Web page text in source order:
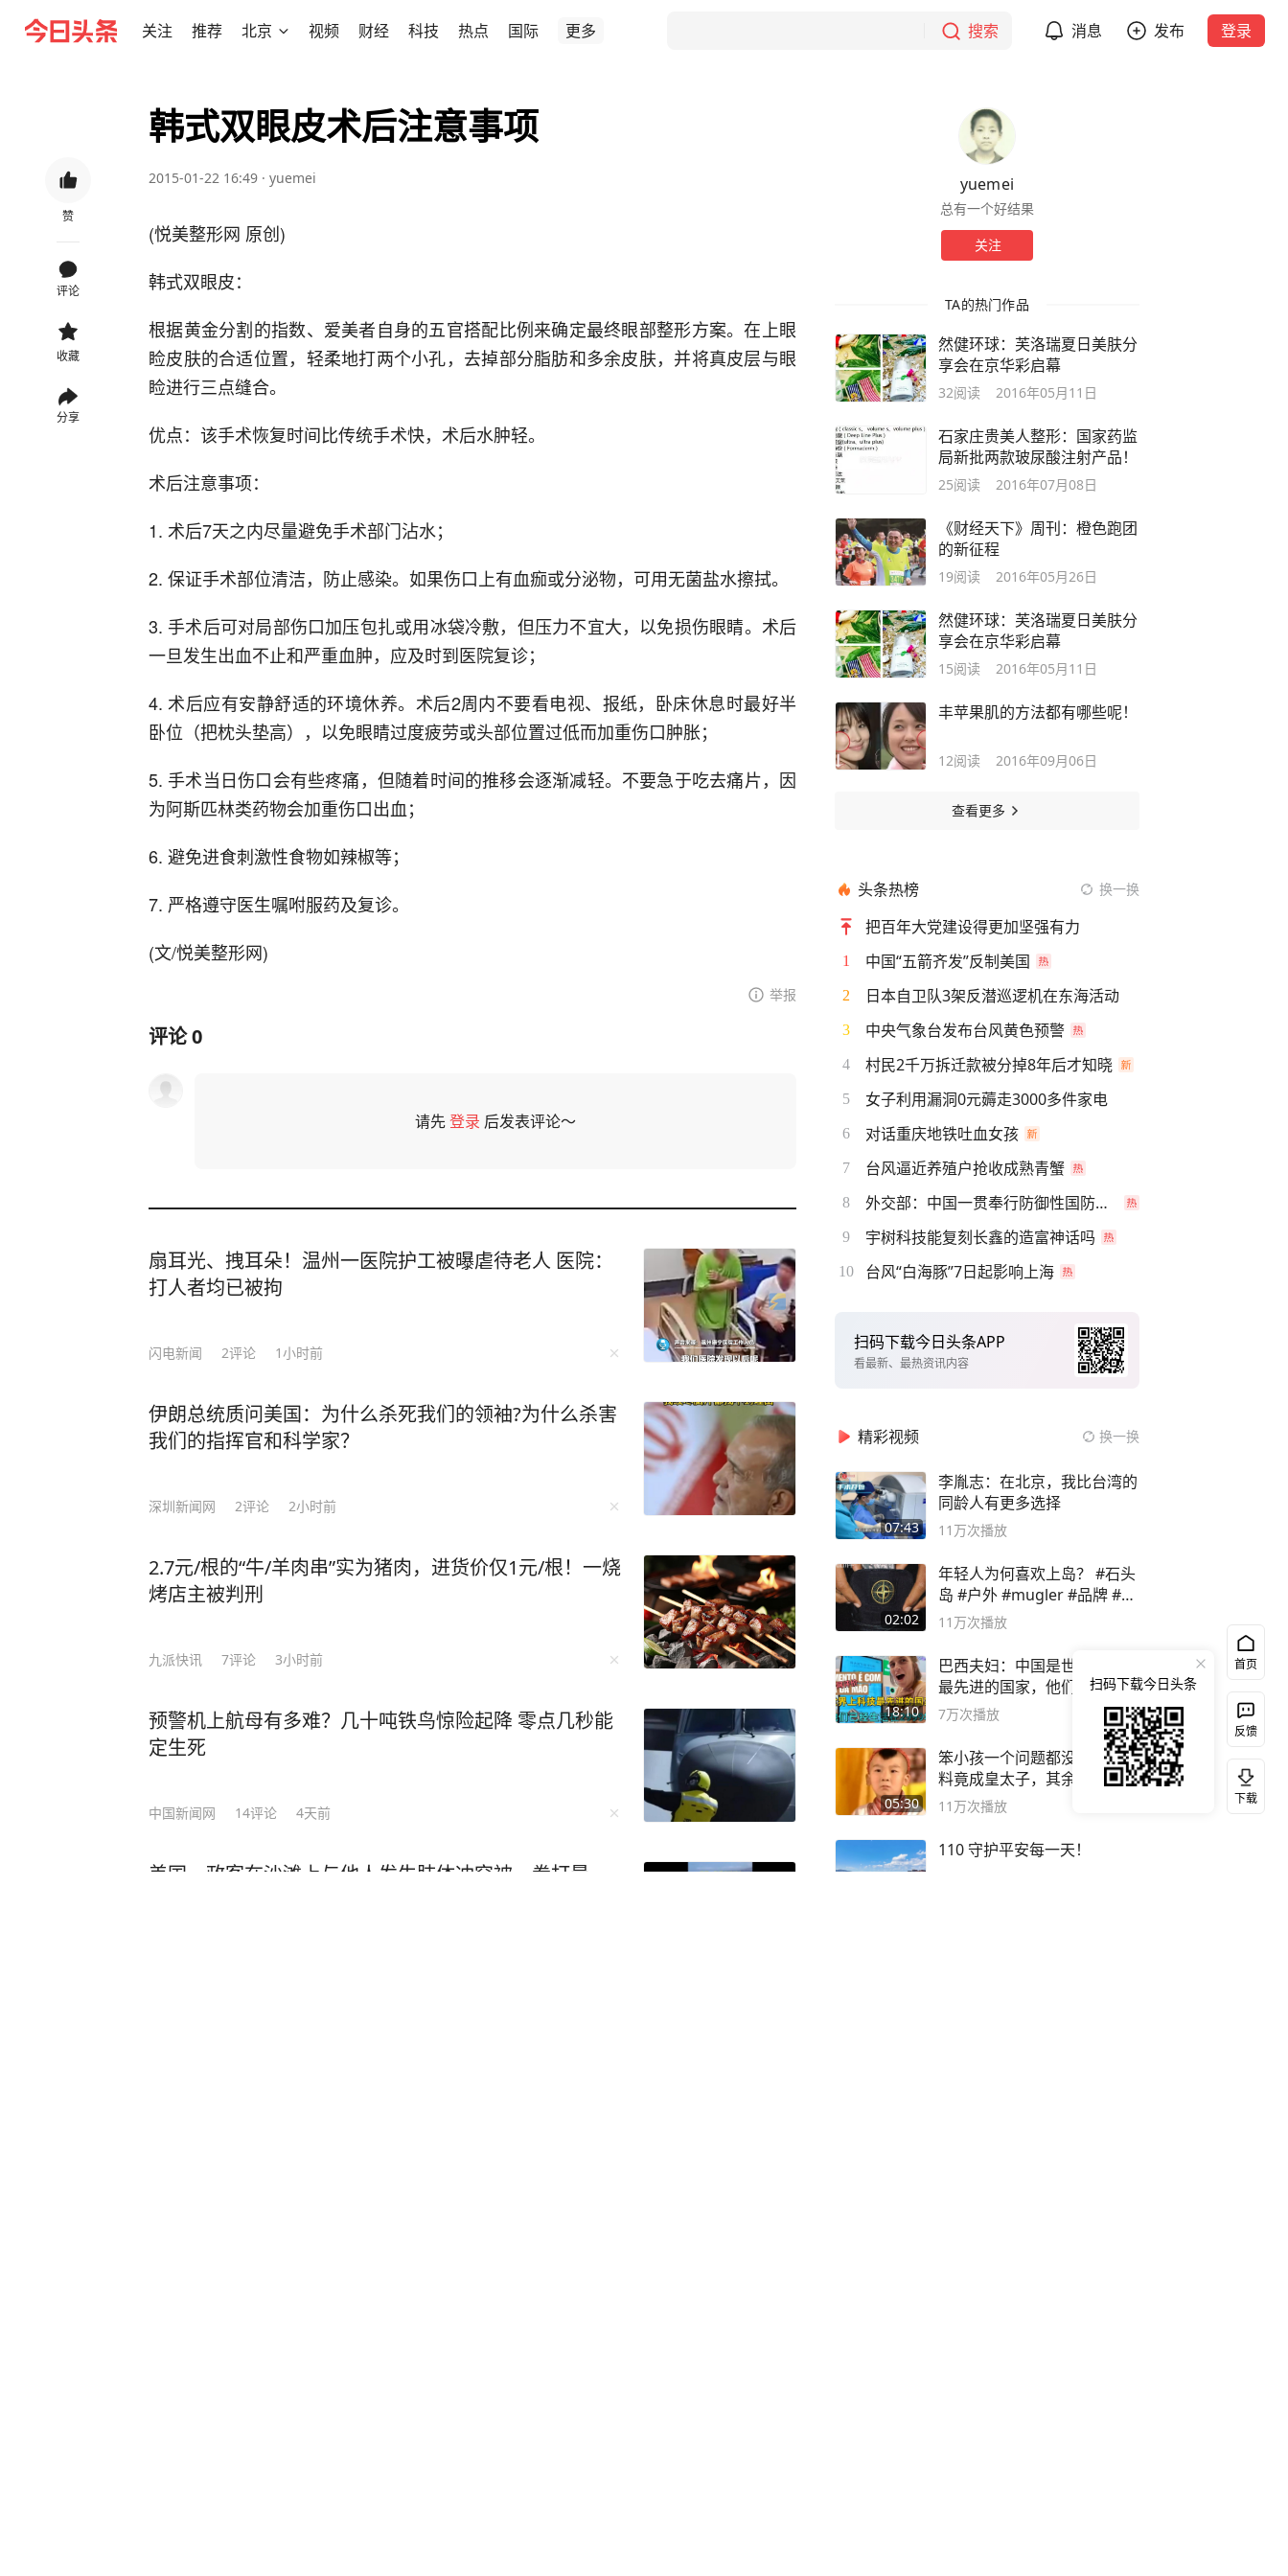
关注 推荐 北京 视频 财经 科技 热点 国际 更多 搜索 消息 发布 登录
赞
评论
收藏
分享
韩式双眼皮术后注意事项
2015-01-22 16:49 · yuemei
(悦美整形网 原创)
韩式双眼皮：
根据黄金分割的指数、爱美者自身的五官搭配比例来确定最终眼部整形方案。在上眼
睑皮肤的合适位置，轻柔地打两个小孔，去掉部分脂肪和多余皮肤，并将真皮层与眼
睑进行三点缝合。
优点：该手术恢复时间比传统手术快，术后水肿轻。
术后注意事项：
1. 术后7天之内尽量避免手术部门沾水；
2. 保证手术部位清洁，防止感染。如果伤口上有血痂或分泌物，可用无菌盐水擦拭。
3. 手术后可对局部伤口加压包扎或用冰袋冷敷，但压力不宜大，以免损伤眼睛。术后
一旦发生出血不止和严重血肿，应及时到医院复诊；
4. 术后应有安静舒适的环境休养。术后2周内不要看电视、报纸，卧床休息时最好半
卧位（把枕头垫高），以免眼睛过度疲劳或头部位置过低而加重伤口肿胀；
5. 手术当日伤口会有些疼痛，但随着时间的推移会逐渐减轻。不要急于吃去痛片，因
为阿斯匹林类药物会加重伤口出血；
6. 避免进食刺激性食物如辣椒等；
7. 严格遵守医生嘱咐服药及复诊。
(文/悦美整形网)
举报
评论0
请先登录 后发表评论～
扇耳光、拽耳朵！温州一医院护工被曝虐待老人 医院：
打人者均已被拘
闪电新闻 2评论 1小时前
伊朗总统质问美国：为什么杀死我们的领袖?为什么杀害
我们的指挥官和科学家？
深圳新闻网 2评论 2小时前
2.7元/根的“牛/羊肉串”实为猪肉，进货价仅1元/根！一烧
烤店主被判刑
九派快讯 7评论 3小时前
预警机上航母有多难？几十吨铁鸟惊险起降 零点几秒能
定生死
中国新闻网 14评论 4天前
美国一政客在沙滩上与他人发生肢体冲突被一拳打晕，
yuemei
总有一个好结果
关注
TA的热门作品
然健环球：芙洛瑞夏日美肤分
享会在京华彩启幕
32阅读 2016年05月11日
石家庄贵美人整形：国家药监
局新批两款玻尿酸注射产品！
25阅读 2016年07月08日
《财经天下》周刊：橙色跑团
的新征程
19阅读 2016年05月26日
然健环球：芙洛瑞夏日美肤分
享会在京华彩启幕
15阅读 2016年05月11日
丰苹果肌的方法都有哪些呢！
12阅读 2016年09月06日
查看更多
头条热榜 换一换
把百年大党建设得更加坚强有力
1 中国“五箭齐发”反制美国
2 日本自卫队3架反潜巡逻机在东海活动
3 中央气象台发布台风黄色预警
4 村民2千万拆迁款被分掉8年后才知晓
5 女子利用漏洞0元薅走3000多件家电
6 对话重庆地铁吐血女孩
7 台风逼近养殖户抢收成熟青蟹
8 外交部：中国一贯奉行防御性国防政策
9 宇树科技能复刻长鑫的造富神话吗
10 台风“白海豚”7日起影响上海
扫码下载今日头条APP
看最新、最热资讯内容
精彩视频 换一换
07:43
李胤志：在北京，我比台湾的
同龄人有更多选择
11万次播放
02:02
年轻人为何喜欢上岛？ #石头
岛 #户外 #mugler #品牌 #足
球流氓
11万次播放
18:10
巴西夫妇：中国是世界上科技
最先进的国家，他们生活在
2999年
7万次播放
05:30
笨小孩一个问题都没答对，不
料竟成皇太子，其余四个被处
死
11万次播放
110 守护平安每一天！
首页
反馈
下载
扫码下载今日头条